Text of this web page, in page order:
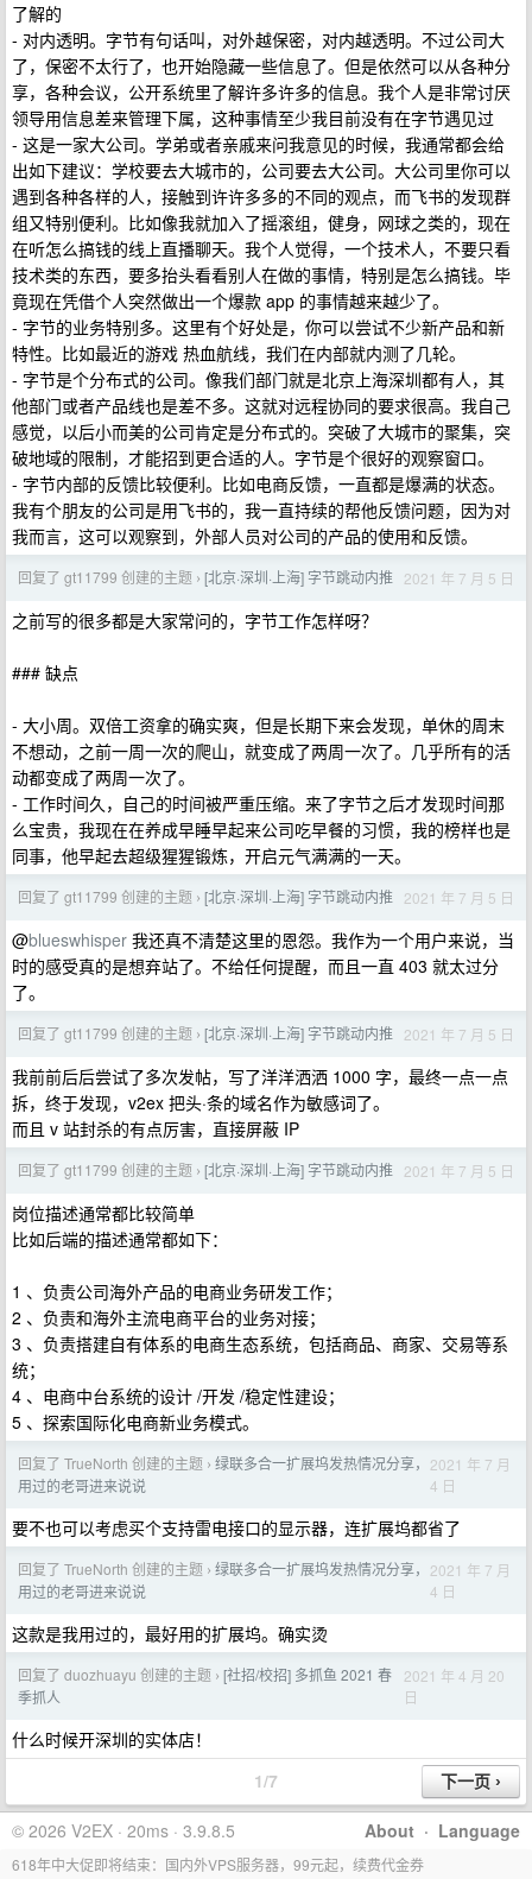
了解的
- 对内透明。字节有句话叫，对外越保密，对内越透明。不过公司大
了，保密不太行了，也开始隐藏一些信息了。但是依然可以从各种分
享，各种会议，公开系统里了解许多许多的信息。我个人是非常讨厌
领导用信息差来管理下属，这种事情至少我目前没有在字节遇见过
- 这是一家大公司。学弟或者亲戚来问我意见的时候，我通常都会给
出如下建议：学校要去大城市的，公司要去大公司。大公司里你可以
遇到各种各样的人，接触到许许多多的不同的观点，而飞书的发现群
组又特别便利。比如像我就加入了摇滚组，健身，网球之类的，现在
在听怎么搞钱的线上直播聊天。我个人觉得，一个技术人，不要只看
技术类的东西，要多抬头看看别人在做的事情，特别是怎么搞钱。毕
竟现在凭借个人突然做出一个爆款 app 的事情越来越少了。
- 字节的业务特别多。这里有个好处是，你可以尝试不少新产品和新
特性。比如最近的游戏 热血航线，我们在内部就内测了几轮。
- 字节是个分布式的公司。像我们部门就是北京上海深圳都有人，其
他部门或者产品线也是差不多。这就对远程协同的要求很高。我自己
感觉，以后小而美的公司肯定是分布式的。突破了大城市的聚集，突
破地域的限制，才能招到更合适的人。字节是个很好的观察窗口。
- 字节内部的反馈比较便利。比如电商反馈，一直都是爆满的状态。
我有个朋友的公司是用飞书的，我一直持续的帮他反馈问题，因为对
我而言，这可以观察到，外部人员对公司的产品的使用和反馈。
回复了 gt11799 创建的主题 › [北京·深圳·上海] 字节跳动内推 2021 年 7 月 5 日
之前写的很多都是大家常问的，字节工作怎样呀？
### 缺点
- 大小周。双倍工资拿的确实爽，但是长期下来会发现，单休的周末
不想动，之前一周一次的爬山，就变成了两周一次了。几乎所有的活
动都变成了两周一次了。
- 工作时间久，自己的时间被严重压缩。来了字节之后才发现时间那
么宝贵，我现在在养成早睡早起来公司吃早餐的习惯，我的榜样也是
同事，他早起去超级猩猩锻炼，开启元气满满的一天。
回复了 gt11799 创建的主题 › [北京·深圳·上海] 字节跳动内推 2021 年 7 月 5 日
@blueswhisper 我还真不清楚这里的恩怨。我作为一个用户来说，当
时的感受真的是想弃站了。不给任何提醒，而且一直 403 就太过分
了。
回复了 gt11799 创建的主题 › [北京·深圳·上海] 字节跳动内推 2021 年 7 月 5 日
我前前后后尝试了多次发帖，写了洋洋洒洒 1000 字，最终一点一点
拆，终于发现，v2ex 把头·条的域名作为敏感词了。
而且 v 站封杀的有点厉害，直接屏蔽 IP
回复了 gt11799 创建的主题 › [北京·深圳·上海] 字节跳动内推 2021 年 7 月 5 日
岗位描述通常都比较简单
比如后端的描述通常都如下：
1 、负责公司海外产品的电商业务研发工作；
2 、负责和海外主流电商平台的业务对接；
3 、负责搭建自有体系的电商生态系统，包括商品、商家、交易等系
统；
4 、电商中台系统的设计 /开发 /稳定性建设；
5 、探索国际化电商新业务模式。
回复了 TrueNorth 创建的主题 › 绿联多合一扩展坞发热情况分享，
用过的老哥进来说说
2021 年 7 月
4 日
要不也可以考虑买个支持雷电接口的显示器，连扩展坞都省了
回复了 TrueNorth 创建的主题 › 绿联多合一扩展坞发热情况分享，
用过的老哥进来说说
2021 年 7 月
4 日
这款是我用过的，最好用的扩展坞。确实烫
回复了 duozhuayu 创建的主题 › [社招/校招] 多抓鱼 2021 春
季抓人
2021 年 4 月 20
日
什么时候开深圳的实体店！
1/7
About · Language
© 2026 V2EX · 20ms · 3.9.8.5
618年中大促即将结束：国内外VPS服务器，99元起，续费代金券